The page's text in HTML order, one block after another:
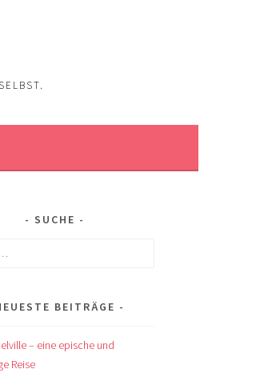
SUCHE
BEITRÄGE
– eine epische und
Reise